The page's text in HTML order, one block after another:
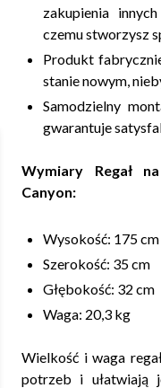
zakupienia
czemu stworzysz
Produkt
stanie nowym,
Samodzielny
gwarantuje
Wymiary Regał
Canyon:
Wysokość: 175 cm
Szerokość: 35 cm
Głębokość: 32 cm
Waga: 20,3 kg
Wielkość i waga
potrzeb i ułatwiają